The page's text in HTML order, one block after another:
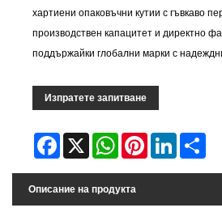
хартиени опаковъчни кутии с гъвкаво
производствен капацитет и директно
поддържайки глобални марки с
Изпратете запитване
Facebook
X WhatsAppPinterestLinkedIn
Описание на продукта